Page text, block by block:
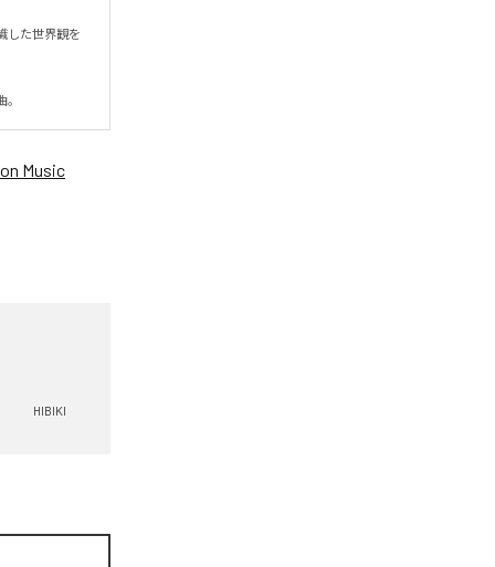
した世界観を
Music
HIBIKI